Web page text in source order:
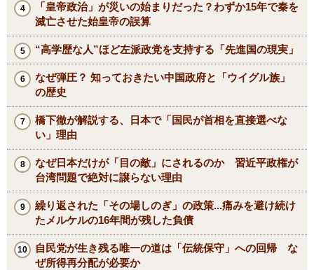
「皇帝政治」が災いの始まりだった？わずか15年で秦を
滅亡させた始皇帝の誤算
“高学歴な人”ほど左派政党を支持する「先進国の現実」
なぜ弾圧？ 知っておきたい中国政府と「ウイグル族」
の歴史
橋下徹が解説する、日本で「国民が首相を直接選べな
い」理由
なぜ日本だけが「目の敵」にされるのか 習近平政権が
台湾問題で絶対に譲らない理由
繰り返された「その場しのぎ」の政策...痛みを避け続け
たメルケルの16年間が残した負債
自民党が生き残る唯一の道は「伝統保守」への回帰 な
ぜ所得再分配が必要か